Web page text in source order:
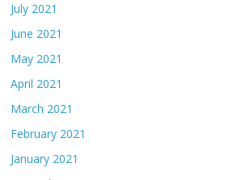
July 2021
June 2021
May 2021
April 2021
March 2021
February 2021
January 2021